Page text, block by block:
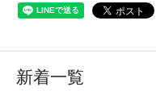
新着一覧